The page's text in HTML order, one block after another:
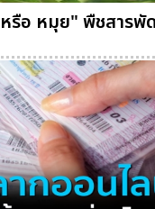
อ หมุย" พืชสารพัด